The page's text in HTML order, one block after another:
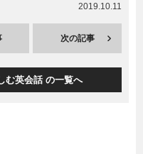
2019.10.11
次の記事
む英会話 の一覧へ